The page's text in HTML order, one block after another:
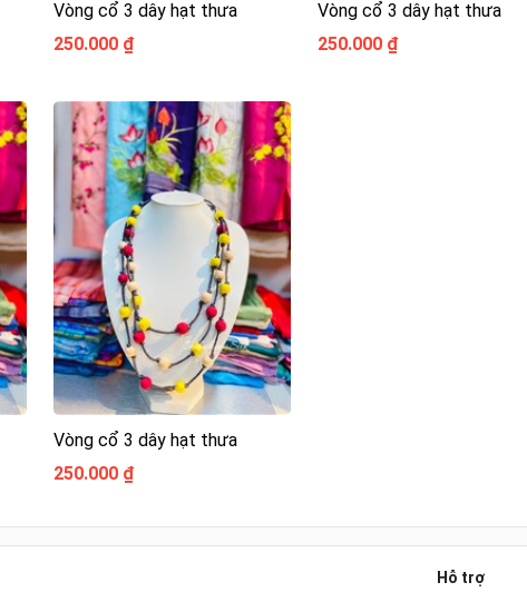
Vòng cổ 3 dây hạt thưa
250.000 ₫
Vòng cổ 3 dây hạt thưa
250.000 ₫
Vòng cổ 3 dây hạt thưa
250.000 ₫
Hỗ trợ